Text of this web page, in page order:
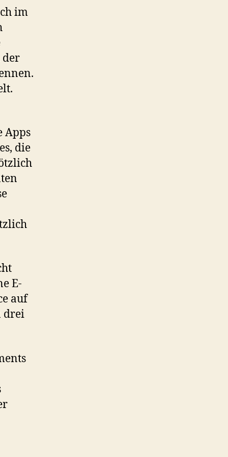
im
der
Apps
die
E-
auf
drei